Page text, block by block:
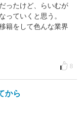
ったけど、らいむが
っていくと思う。
籍をして色んな業界
8
から